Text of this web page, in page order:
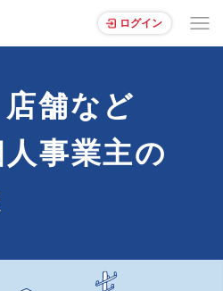
ログイン
舗など
事業主の